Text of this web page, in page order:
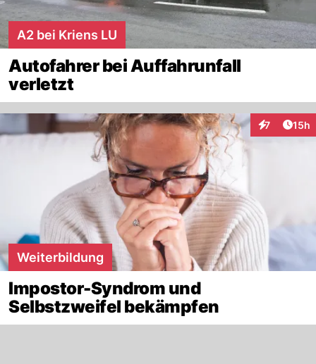
A2 bei Kriens LU
Autofahrer bei Auffahrunfall
verletzt
7 15h
Weiterbildung
Impostor-Syndrom und
Selbstzweifel bekämpfen